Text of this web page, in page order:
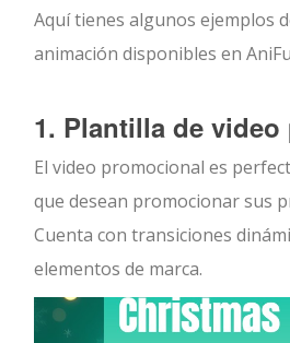
Aquí tienes algunos ejemplos
animación disponibles en
1. Plantilla de
El video promocional es
que desean promocionar sus
Cuenta con transiciones
elementos de marca.